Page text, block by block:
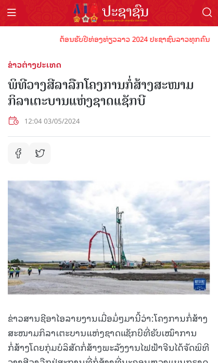
ຕ້ອນຮັບປີທ່ອງທ່ຽວລາວ 2024 ປະຊາຊົນລາວທຸກຄົນຈົ່
ຂ່າວຕ່າງປະເທດ
ພິທີວາງສີລາລືກໂຄງການກໍ່ສ້າງສະໜາມ
ກິລາເຕະບານແຫ່ງຊາດແຊັກບີ
12:04 03/05/2024
ຂ່າວສານຊີອາໄອລາຍງານເມື່ອມໍ່ໆມານີ້ວ່າ:ໂຄງການກໍ່ສ້າງ
ສະໜາມກິລາເຕະບານແຫ່ງຊາດແຊັກບີທີ່ຮັບເໝົາການ
ກໍ່ສ້າງໂດຍກຸ່ມບໍລິສັດກໍ່ສ້າງພະລັງງານໄຟຟ້າຈີນໄດ້ຈັດພິທີ